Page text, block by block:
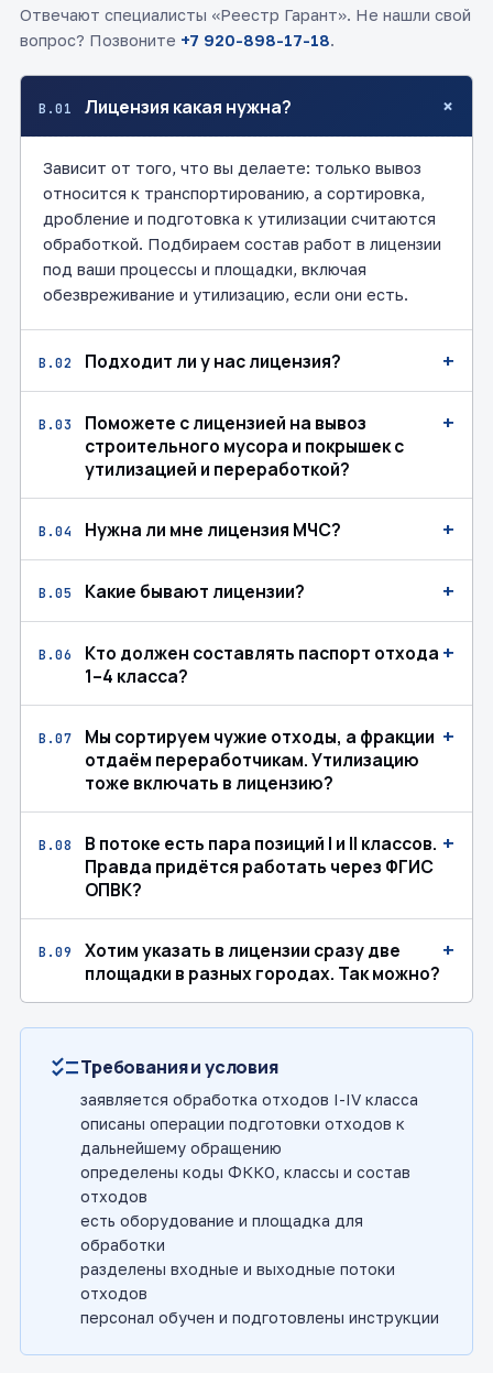
Отвечают специалисты «Реестр Гарант». Не нашли свой
вопрос? Позвоните +7 920-898-17-18.
В.01 Лицензия какая нужна? +
Зависит от того, что вы делаете: только вывоз
относится к транспортированию, а сортировка,
дробление и подготовка к утилизации считаются
обработкой. Подбираем состав работ в лицензии
под ваши процессы и площадки, включая
обезвреживание и утилизацию, если они есть.
В.02 Подходит ли у нас лицензия? +
В.03
Поможете с лицензией на вывоз
строительного мусора и покрышек с
утилизацией и переработкой?
+
В.04 Нужна ли мне лицензия МЧС? +
В.05 Какие бывают лицензии? +
В.06
Кто должен составлять паспорт отхода
1–4 класса?
+
В.07
Мы сортируем чужие отходы, а фракции
отдаём переработчикам. Утилизацию
тоже включать в лицензию?
+
В.08
В потоке есть пара позиций I и II классов.
Правда придётся работать через ФГИС
ОПВК?
+
В.09
Хотим указать в лицензии сразу две
площадки в разных городах. Так можно?
+
checklistТребования и условия
заявляется обработка отходов I-IV класса
описаны операции подготовки отходов к
дальнейшему обращению
определены коды ФККО, классы и состав
отходов
есть оборудование и площадка для
обработки
разделены входные и выходные потоки
отходов
персонал обучен и подготовлены инструкции